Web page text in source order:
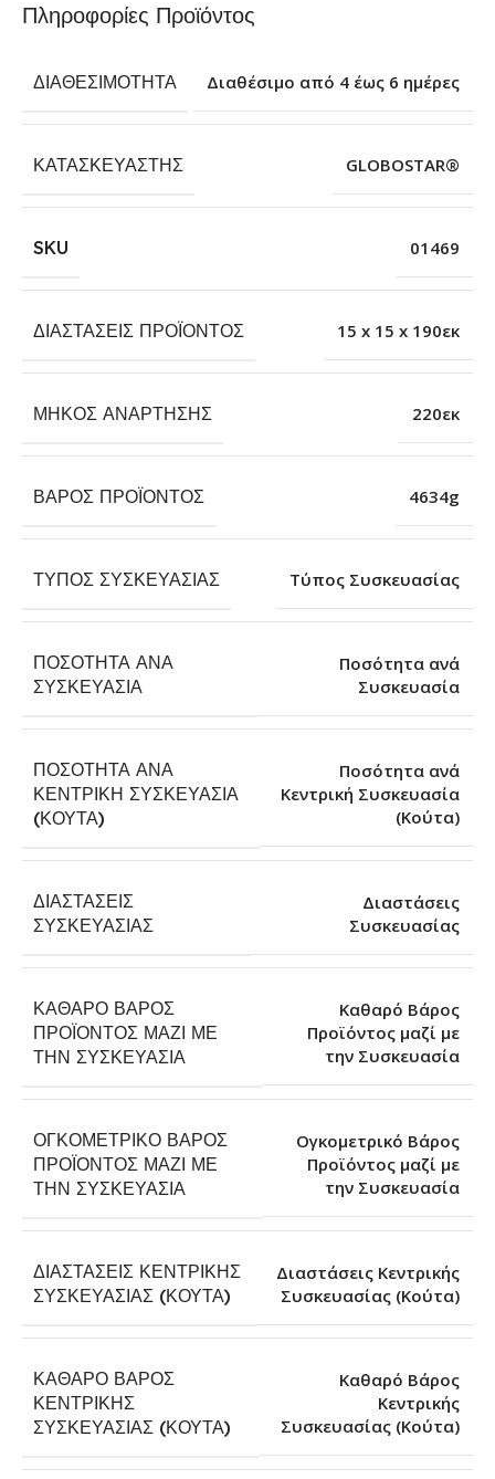
Πληροφορίες Προϊόντος
ΔΙΑΘΕΣΙΜΌΤΗΤΑ Διαθέσιμο από 4 έως 6 ημέρες
ΚΑΤΑΣΚΕΥΑΣΤΉΣ GLOBOSTAR®
SKU 01469
ΔΙΑΣΤΆΣΕΙΣ ΠΡΟΪΌΝΤΟΣ 15 x 15 x 190εκ
ΜΉΚΟΣ ΑΝΆΡΤΗΣΗΣ 220εκ
ΒΆΡΟΣ ΠΡΟΪΌΝΤΟΣ 4634g
ΤΎΠΟΣ ΣΥΣΚΕΥΑΣΊΑΣ Τύπος Συσκευασίας
ΠΟΣΌΤΗΤΑ ΑΝΆ
ΣΥΣΚΕΥΑΣΊΑ
Ποσότητα ανά
Συσκευασία
ΠΟΣΌΤΗΤΑ ΑΝΆ
ΚΕΝΤΡΙΚΉ ΣΥΣΚΕΥΑΣΊΑ
(ΚΟΎΤΑ)
Ποσότητα ανά
Κεντρική Συσκευασία
(Κούτα)
ΔΙΑΣΤΆΣΕΙΣ
ΣΥΣΚΕΥΑΣΊΑΣ
Διαστάσεις
Συσκευασίας
ΚΑΘΑΡΌ ΒΆΡΟΣ
ΠΡΟΪΌΝΤΟΣ ΜΑΖΊ ΜΕ
ΤΗΝ ΣΥΣΚΕΥΑΣΊΑ
Καθαρό Βάρος
Προϊόντος μαζί με
την Συσκευασία
ΟΓΚΟΜΕΤΡΙΚΌ ΒΆΡΟΣ
ΠΡΟΪΌΝΤΟΣ ΜΑΖΊ ΜΕ
ΤΗΝ ΣΥΣΚΕΥΑΣΊΑ
Ογκομετρικό Βάρος
Προϊόντος μαζί με
την Συσκευασία
ΔΙΑΣΤΆΣΕΙΣ ΚΕΝΤΡΙΚΉΣ
ΣΥΣΚΕΥΑΣΊΑΣ (ΚΟΎΤΑ)
Διαστάσεις Κεντρικής
Συσκευασίας (Κούτα)
ΚΑΘΑΡΌ ΒΆΡΟΣ
ΚΕΝΤΡΙΚΉΣ
ΣΥΣΚΕΥΑΣΊΑΣ (ΚΟΎΤΑ)
Καθαρό Βάρος
Κεντρικής
Συσκευασίας (Κούτα)